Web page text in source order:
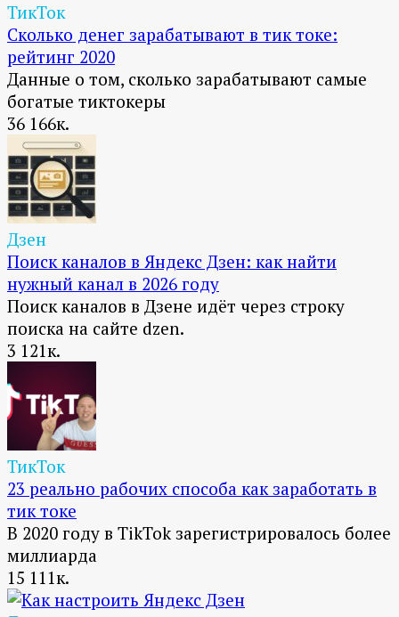
ТикТок
Сколько денег зарабатывают в тик токе:
рейтинг 2020
Данные о том, сколько зарабатывают самые
богатые тиктокеры
36 166к.
Дзен
Поиск каналов в Яндекс Дзен: как найти
нужный канал в 2026 году
Поиск каналов в Дзене идёт через строку
поиска на сайте dzen.
3 121к.
ТикТок
23 реально рабочих способа как заработать в
тик токе
В 2020 году в TikTok зарегистрировалось более
миллиарда
15 111к.